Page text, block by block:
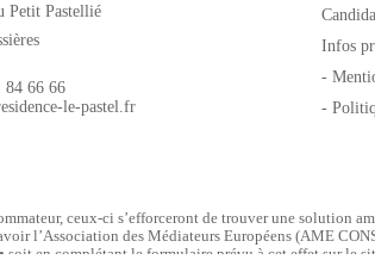
Petit Pastellié
84 66 66
le-pastel.fr
Infos
-
-
ceux-ci s’efforceront de trouver une solution
l’Association des Médiateurs Européens (AME
soit en complétant le formulaire prévu à cet effet sur le